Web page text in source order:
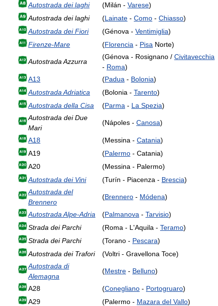
Autostrada dei laghi
(Milán - Varese)
Autostrada dei laghi
(Lainate - Como - Chiasso)
Autostrada dei Fiori
(Génova - Ventimiglia)
Firenze-Mare
(Florencia - Pisa Norte)
Autostrada Azzurra
(Génova - Rosignano / Civitavecchia
- Roma)
A13
(Padua - Bolonia)
Autostrada Adriatica
(Bolonia - Tarento)
Autostrada della Cisa
(Parma - La Spezia)
Autostrada dei Due
Mari
(Nápoles - Canosa)
A18 (Messina - Catania)
A19
(Palermo - Catania)
A20
(Messina - Palermo)
Autostrada dei Vini
(Turín - Piacenza - Brescia)
Autostrada del
Brennero
(Brennero - Módena)
Autostrada Alpe-Adria (Palmanova - Tarvisio)
Strada dei Parchi
(Roma - L'Aquila - Teramo)
Strada dei Parchi
(Torano - Pescara)
Autostrada dei Trafori
(Voltri - Gravellona Toce)
Autostrada di
Alemagna
(Mestre - Belluno)
A28 (Conegliano - Portogruaro)
A29
(Palermo - Mazara del Vallo)